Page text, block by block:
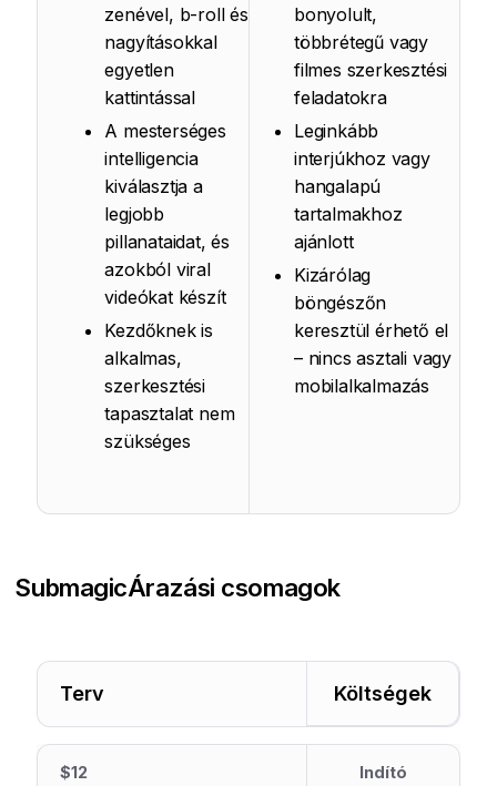
zenével, b-roll és
nagyításokkal
egyetlen
kattintással
A mesterséges
intelligencia
kiválasztja a
legjobb
pillanataidat, és
azokból viral
videókat készít
Kezdőknek is
alkalmas,
szerkesztési
tapasztalat nem
szükséges
bonyolult,
többrétegű vagy
filmes szerkesztési
feladatokra
Leginkább
interjúkhoz vagy
hangalapú
tartalmakhoz
ajánlott
Kizárólag
böngészőn
keresztül érhető el
– nincs asztali vagy
mobilalkalmazás
SubmagicÁrazási csomagok
Terv Költségek
$12 Indító